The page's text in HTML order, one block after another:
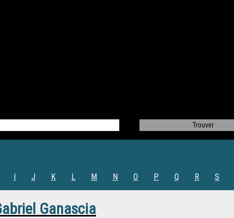
I J K L M N O P Q R S
Ganascia